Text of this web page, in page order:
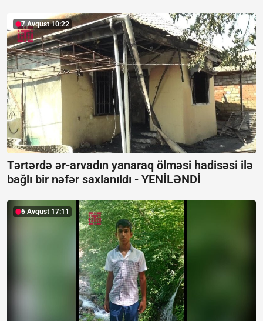
7 Avqust 10:22
Tərtərdə ər-arvadın yanaraq ölməsi hadisəsi ilə
bağlı bir nəfər saxlanıldı - YENİLƏNDİ
6 Avqust 17:11